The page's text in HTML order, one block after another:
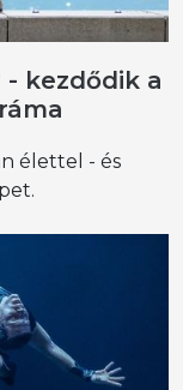
kezdődik a
élettel - és